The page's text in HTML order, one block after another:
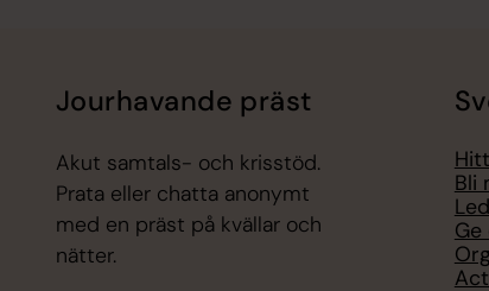
Jourhavande präst
Akut samtals- och krisstöd.
Prata eller chatta anonymt
med en präst på kvällar och
nätter.
Bli
Ge